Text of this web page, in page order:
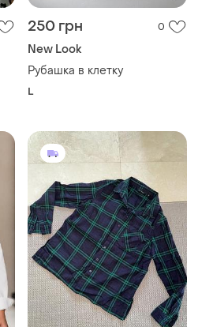
250 грн 0
New Look
Рубашка в клетку
L